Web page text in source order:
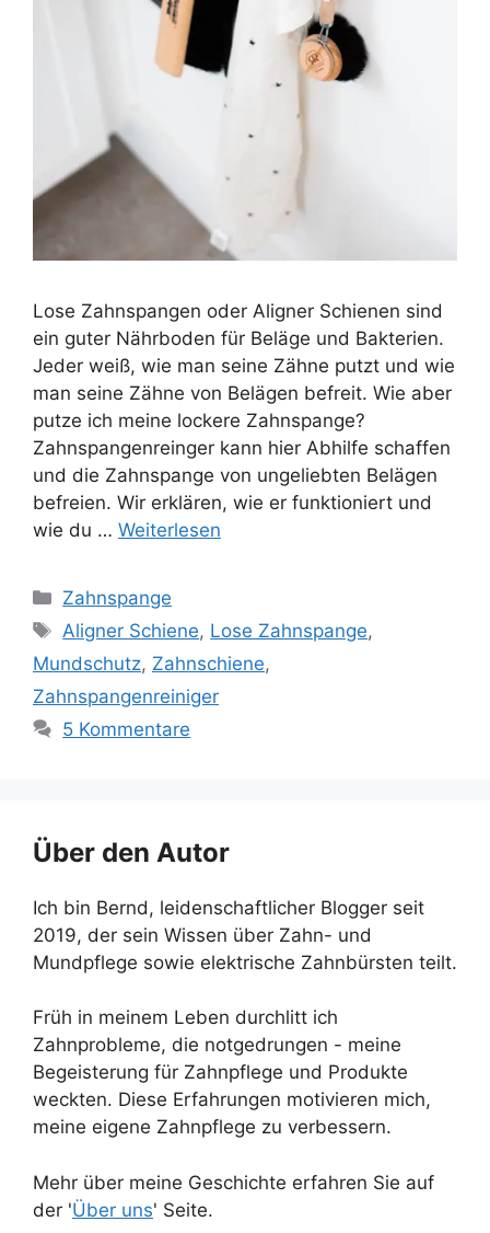
Lose Zahnspangen oder Aligner Schienen sind
ein guter Nährboden für Beläge und Bakterien.
Jeder weiß, wie man seine Zähne putzt und wie
man seine Zähne von Belägen befreit. Wie aber
putze ich meine lockere Zahnspange?
Zahnspangenreinger kann hier Abhilfe schaffen
und die Zahnspange von ungeliebten Belägen
befreien. Wir erklären, wie er funktioniert und
wie du … Weiterlesen
Kategorien
Zahnspange
Schlagwörter
Aligner Schiene, Lose Zahnspange,
Mundschutz, Zahnschiene,
Zahnspangenreiniger
5 Kommentare
Über den Autor
Ich bin Bernd, leidenschaftlicher Blogger seit
2019, der sein Wissen über Zahn- und
Mundpflege sowie elektrische Zahnbürsten teilt.
Früh in meinem Leben durchlitt ich
Zahnprobleme, die notgedrungen - meine
Begeisterung für Zahnpflege und Produkte
weckten. Diese Erfahrungen motivieren mich,
meine eigene Zahnpflege zu verbessern.
Mehr über meine Geschichte erfahren Sie auf
der 'Über uns' Seite.